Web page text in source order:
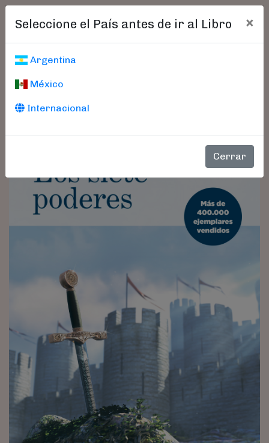
Seleccione el País antes de ir al Libro ×
Argentina
México
Internacional
Cerrar